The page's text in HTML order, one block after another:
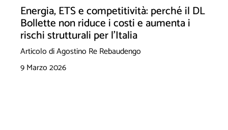
Energia, ETS e competitività: perché il DL
Bollette non riduce i costi e aumenta i
rischi strutturali per l’Italia
Articolo di Agostino Re Rebaudengo
9 Marzo 2026